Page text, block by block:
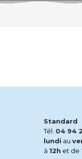
Standard
Tél. 04 94
lundi au
à 12h et de